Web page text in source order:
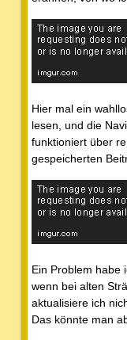
Hier mal ein
lesen, und die
funktioniert über
gespeicherten
Ein Problem habe
wenn bei alten
aktualisiere ich
Das könnte man